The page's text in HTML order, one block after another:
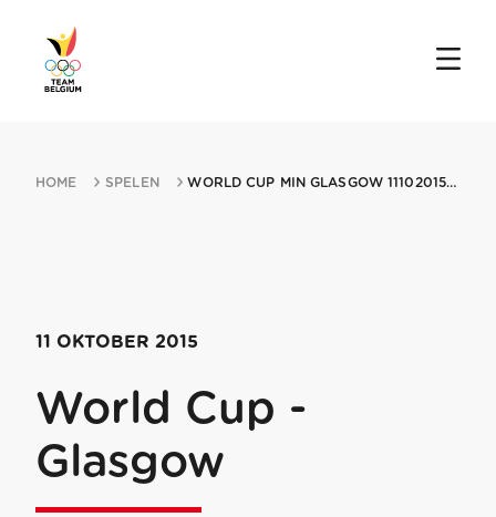
HOME SPELEN WORLD CUP MIN GLASGOW 11102015 GLASGOW
11 OKTOBER 2015
World Cup -
Glasgow